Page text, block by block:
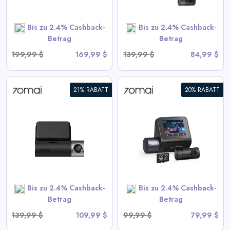
Bis zu 2.4% Cashback-
Betrag
199,99 $
169,99 $
Bis zu 2.4% Cashback-
Betrag
139,99 $
84,99 $
SHOP NOW
21% RABATT
Bis zu 2.4% Cashback-
Betrag
139,99 $
109,99 $
20% RABATT
Bis zu 2.4% Cashback-
Betrag
99,99 $
79,99 $
HDR Dual mit GPS,
Notaufzeichnung, G-Sensor,
App-Steuerung und
kompaktem Design
View All 70mai Deals
SHOP NOW